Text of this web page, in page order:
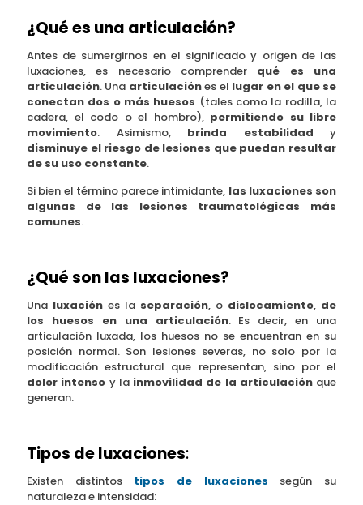
¿Qué es una articulación?
Antes de sumergirnos en el significado y origen de las
luxaciones, es necesario comprender qué es una
articulación. Una articulaciónes el lugar en el que se
conectan dos o más huesos (tales como la rodilla, la
cadera, el codo o el hombro), permitiendo su libre
movimiento. Asimismo, brinda estabilidad y
disminuye el riesgo de lesiones que puedan resultar
de su uso constante.
Si bien el término parece intimidante, las luxaciones son
algunas de las lesiones traumatológicas más
comunes.
¿Qué son las luxaciones?
Una luxación es la separación, o dislocamiento, de
los huesos en una articulación. Es decir, en una
articulación luxada, los huesos no se encuentran en su
posición normal. Son lesiones severas, no solo por la
modificación estructural que representan, sino por el
dolor intenso y la inmovilidad de la articulaciónque
generan.
Tipos de luxaciones:
Existen distintos tipos de luxaciones según su
naturaleza e intensidad: